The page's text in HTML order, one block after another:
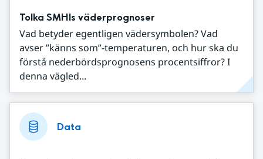
Tolka SMHIs väderprognoser
Vad betyder egentligen vädersymbolen? Vad
avser ”känns som”-temperaturen, och hur ska du
förstå nederbördsprognosens procentsiffror? I
denna vägled...
Data